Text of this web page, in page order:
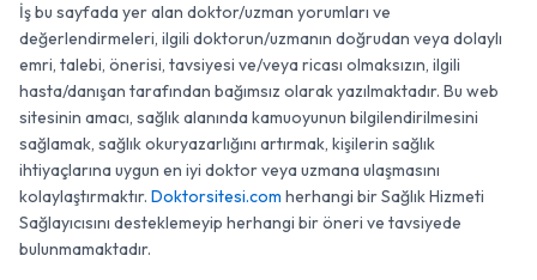
İş bu sayfada yer alan doktor/uzman yorumları ve
değerlendirmeleri, ilgili doktorun/uzmanın doğrudan veya dolaylı
emri, talebi, önerisi, tavsiyesi ve/veya ricası olmaksızın, ilgili
hasta/danışan tarafından bağımsız olarak yazılmaktadır. Bu web
sitesinin amacı, sağlık alanında kamuoyunun bilgilendirilmesini
sağlamak, sağlık okuryazarlığını artırmak, kişilerin sağlık
ihtiyaçlarına uygun en iyi doktor veya uzmana ulaşmasını
kolaylaştırmaktır. Doktorsitesi.com herhangi bir Sağlık Hizmeti
Sağlayıcısını desteklemeyip herhangi bir öneri ve tavsiyede
bulunmamaktadır.